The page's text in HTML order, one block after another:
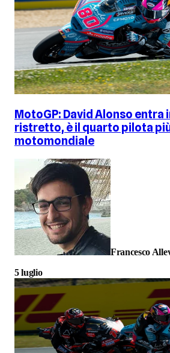
MotoGP: David Alonso entra
ristretto, è il quarto pilota
motomondiale
Francesco
5 luglio